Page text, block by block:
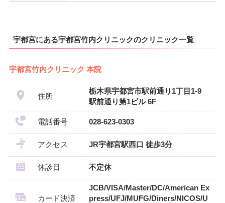
宇都宮にある宇都宮竹内クリニックのクリニック一覧
宇都宮竹内クリニック 本院
住所
栃木県宇都宮市駅前通り1丁目1-9
駅前通り第1ビル 6F
電話番号 028-623-0303
アクセス JR宇都宮駅西口 徒歩3分
休診日 不定休
カード決済
JCB/VISA/Master/DC/American Ex
press/UFJ/MUFG/Diners/NICOS/U